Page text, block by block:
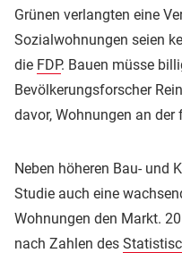
Grünen verlangten eine
Sozialwohnungen seien
die FDP. Bauen müsse
Bevölkerungsforscher
davor, Wohnungen an
Neben höheren Bau- und
Studie auch eine
Wohnungen den Markt.
nach Zahlen des